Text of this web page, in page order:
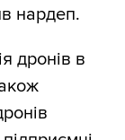
нардеп.
дронів в